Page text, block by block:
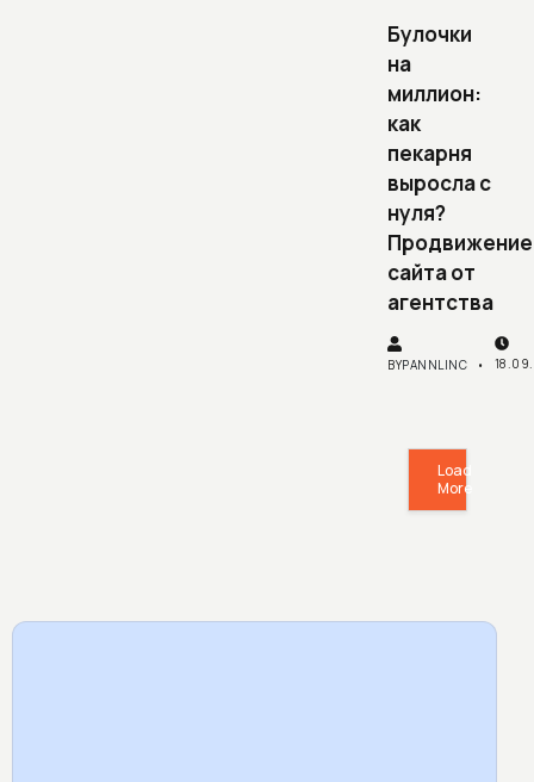
Булочки
на
миллион:
как
пекарня
выросла с
нуля?
Продвижение
сайта от
агентства
BYPANNLINC
Load
More